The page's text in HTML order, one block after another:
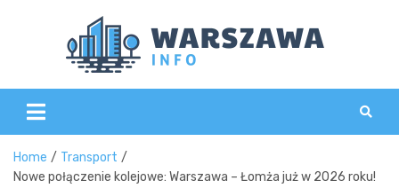
Home
Transport
Nowe połączenie kolejowe: Warszawa – Łomża już w 2026 roku!